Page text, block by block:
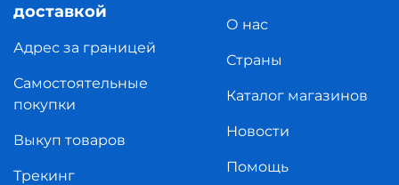
доставкой
Адрес за границей
Самостоятельные
покупки
Выкуп товаров
Трекинг
О нас
Страны
Каталог магазинов
Новости
Помощь